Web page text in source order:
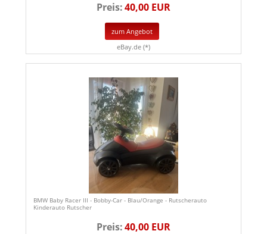
Preis:40,00 EUR
zum Angebot
eBay.de (*)
BMW Baby Racer III - Bobby-Car - Blau/Orange - Rutscherauto
Kinderauto Rutscher
Preis:40,00 EUR